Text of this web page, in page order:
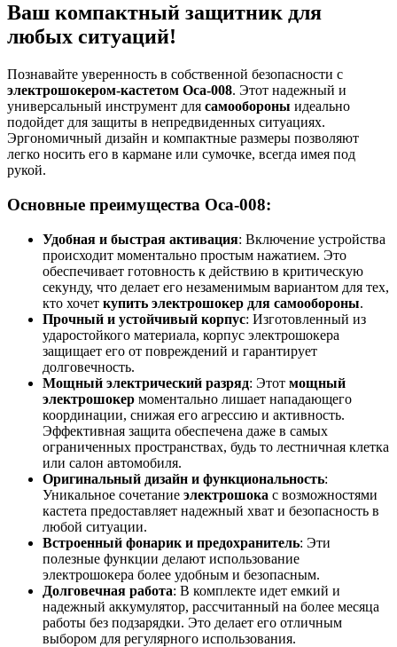
Ваш компактный защитник для
любых ситуаций!
Познавайте уверенность в собственной безопасности с
электрошокером-кастетом Оса-008. Этот надежный и
универсальный инструмент для самообороны идеально
подойдет для защиты в непредвиденных ситуациях.
Эргономичный дизайн и компактные размеры позволяют
легко носить его в кармане или сумочке, всегда имея под
рукой.
Основные преимущества Оса-008:
Удобная и быстрая активация: Включение устройства
происходит моментально простым нажатием. Это
обеспечивает готовность к действию в критическую
секунду, что делает его незаменимым вариантом для тех,
кто хочет купить электрошокер для самообороны.
Прочный и устойчивый корпус: Изготовленный из
ударостойкого материала, корпус электрошокера
защищает его от повреждений и гарантирует
долговечность.
Мощный электрический разряд: Этот мощный
электрошокер моментально лишает нападающего
координации, снижая его агрессию и активность.
Эффективная защита обеспечена даже в самых
ограниченных пространствах, будь то лестничная клетка
или салон автомобиля.
Оригинальный дизайн и функциональность:
Уникальное сочетание электрошока с возможностями
кастета предоставляет надежный хват и безопасность в
любой ситуации.
Встроенный фонарик и предохранитель: Эти
полезные функции делают использование
электрошокера более удобным и безопасным.
Долговечная работа: В комплекте идет емкий и
надежный аккумулятор, рассчитанный на более месяца
работы без подзарядки. Это делает его отличным
выбором для регулярного использования.